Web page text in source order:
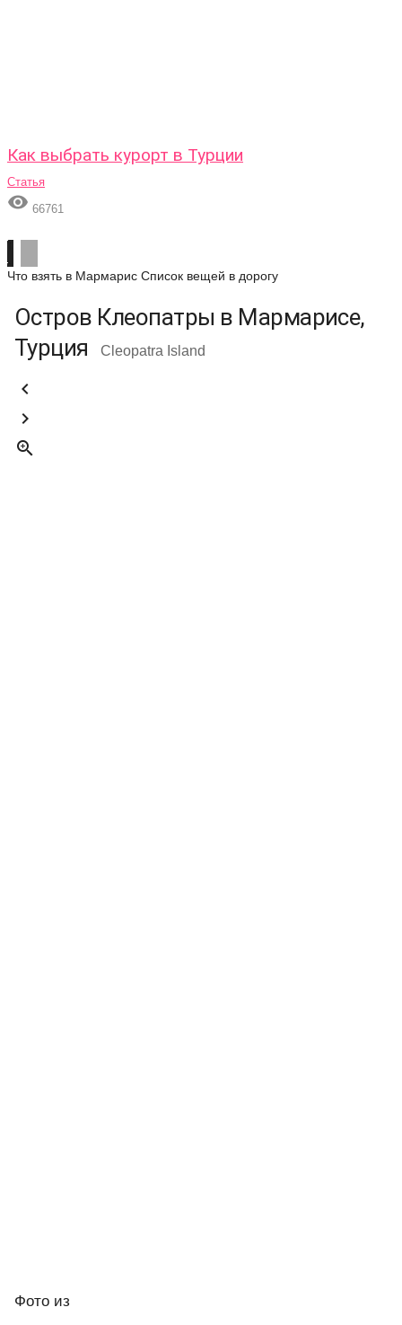
Как выбрать курорт в Турции
Статья
 66761
Что взять в Мармарис Список вещей в дорогу
Остров Клеопатры в Мармарисе,
Турция
Cleopatra Island



Фото из